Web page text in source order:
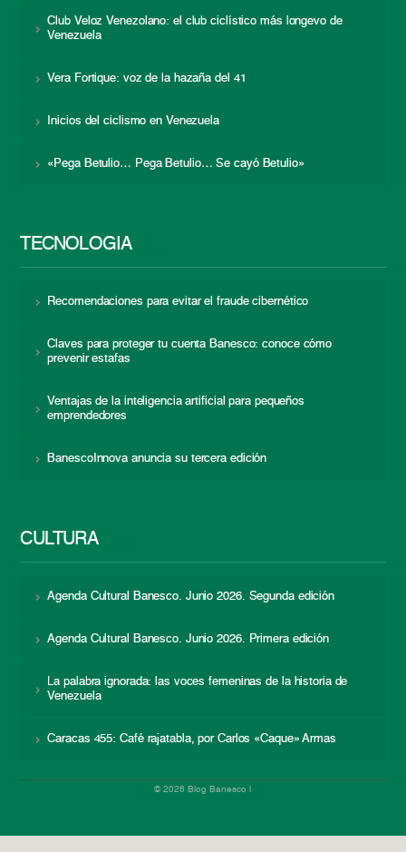
Club Veloz Venezolano: el club ciclístico más longevo de
Venezuela
Vera Fortique: voz de la hazaña del 41
Inicios del ciclismo en Venezuela
«Pega Betulio… Pega Betulio… Se cayó Betulio»
TECNOLOGÍA
Recomendaciones para evitar el fraude cibernético
Claves para proteger tu cuenta Banesco: conoce cómo
prevenir estafas
Ventajas de la inteligencia artificial para pequeños
emprendedores
BanescoInnova anuncia su tercera edición
CULTURA
Agenda Cultural Banesco. Junio 2026. Segunda edición
Agenda Cultural Banesco. Junio 2026. Primera edición
La palabra ignorada: las voces femeninas de la historia de
Venezuela
Caracas 455: Café rajatabla, por Carlos «Caque» Armas
© 2026 Blog Banesco |